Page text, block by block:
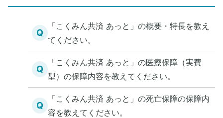
Q
「こくみん共済 あっと」の概要・特長を教え
てください。
Q
「こくみん共済 あっと」の医療保障（実費
型）の保障内容を教えてください。
Q
「こくみん共済 あっと」の死亡保障の保障内
容を教えてください。